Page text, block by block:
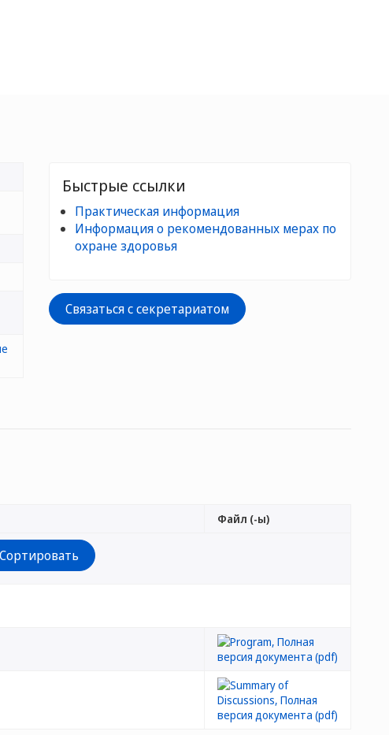
Быстрые ссылки
Практическая информация
Информация о рекомендованных мерах по
охране здоровья
Связаться с секретариатом
Файл (-ы)